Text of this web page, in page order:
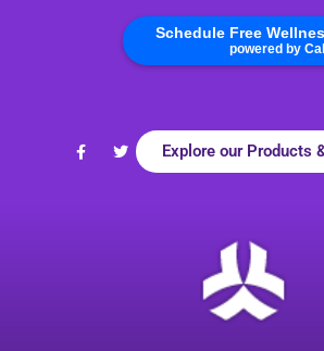
Schedule Free
powered by
Explore our Products